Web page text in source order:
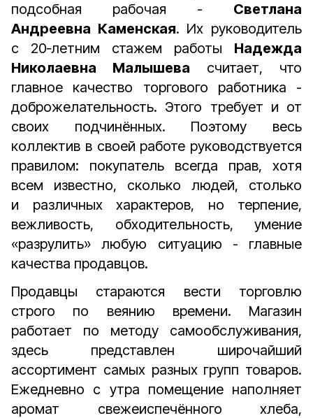
подсобная рабочая - Светлана
Андреевна Каменская. Их руководитель
с 20‑летним стажем работы Надежда
Николаевна Малышева считает, что
главное качество торгового работника -
доброжелательность. Этого требует и от
своих подчинённых. Поэтому весь
коллектив в своей работе руководствуется
правилом: покупатель всегда прав, хотя
всем известно, сколько людей, столько
и различных характеров, но терпение,
вежливость, обходительность, умение
«разрулить» любую ситуацию - главные
качества продавцов.
Продавцы стараются вести торговлю
строго по веянию времени. Магазин
работает по методу самообслуживания,
здесь представлен широчайший
ассортимент самых разных групп товаров.
Ежедневно с утра помещение наполняет
аромат свежеиспечённого хлеба,